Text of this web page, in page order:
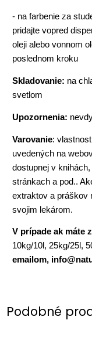
- na farbenie za
pridajte vopred
oleji alebo vonnom
poslednom kroku
Skladovanie: na
svetlom
Upozornenia:
Varovanie:
uvedených na
dostupnej v
stránkach a pod..
extraktov a práškov
svojim lekárom.
V prípade ak máte
10kg/10l, 25kg/25l,
emailom,
Podobné